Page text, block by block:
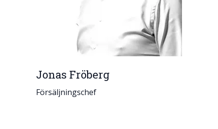
Jonas Fröberg
Försäljningschef